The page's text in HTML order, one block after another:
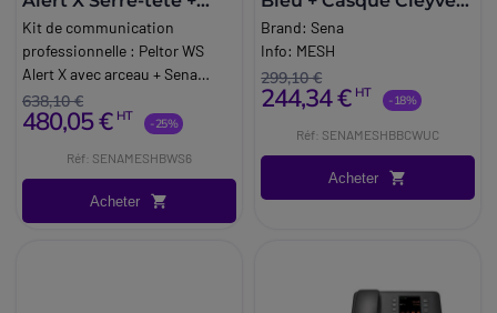
Sena MeshPort bleu
Kit de communication
professionnelle : Peltor WS
Alert X avec arceau + Sena
MeshPort Blue pour
coordonner les équipes en
638,10 €
480,05 € HT -25%
Réf: SENAMESHBWS6
Acheter
Open Ear UC
Brand:Sena
Info: MESH
299,10 €
244,34 € HT -18%
Réf: SENAMESHBBCWUC
Acheter